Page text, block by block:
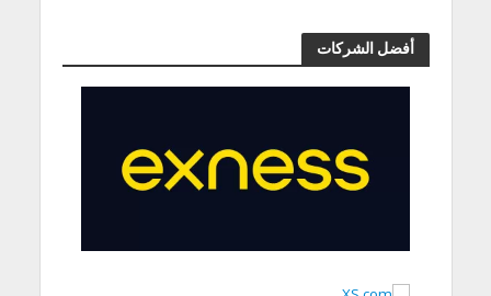
أفضل الشركات